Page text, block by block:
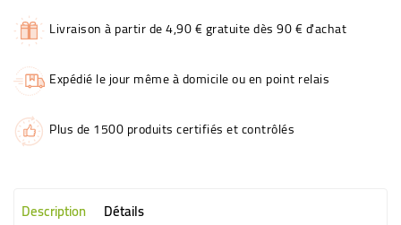
Livraison à partir de 4,90 € gratuite dès 90 € d'achat
Expédié le jour même à domicile ou en point relais
Plus de 1500 produits certifiés et contrôlés
Description Détails